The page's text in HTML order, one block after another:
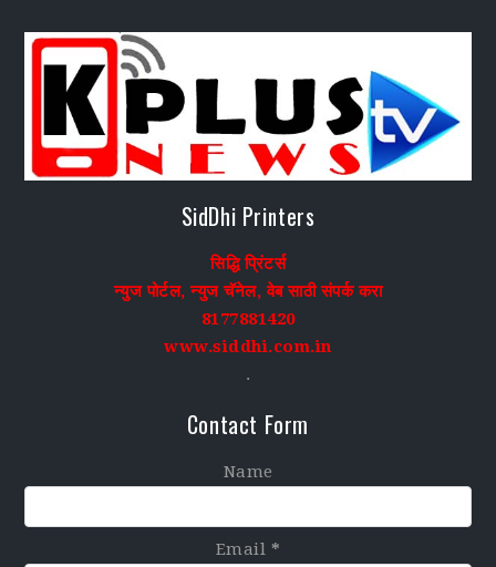
SidDhi Printers
सिद्धि प्रिंटर्स
न्युज पोर्टल, न्युज चॅनेल, वेब साठी संपर्क करा
8177881420
www.siddhi.com.in
.
Contact Form
Name
Email *